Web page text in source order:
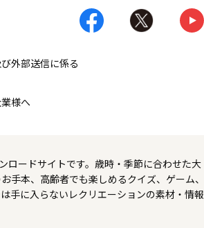
外部送信に係る
様へ
ロードサイトです。歳時・季節に合わせた大
手本、高齢者でも楽しめるクイズ、ゲーム、
手に入らないレクリエーションの素材・情報